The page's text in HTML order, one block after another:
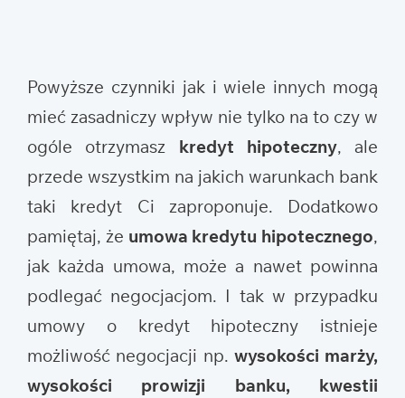
Powyższe czynniki jak i wiele innych mogą
mieć zasadniczy wpływ nie tylko na to czy w
ogóle otrzymasz kredyt hipoteczny, ale
przede wszystkim na jakich warunkach bank
taki kredyt Ci zaproponuje. Dodatkowo
pamiętaj, że umowa kredytu hipotecznego,
jak każda umowa, może a nawet powinna
podlegać negocjacjom. I tak w przypadku
umowy o kredyt hipoteczny istnieje
możliwość negocjacji np. wysokości marży,
wysokości prowizji banku, kwestii